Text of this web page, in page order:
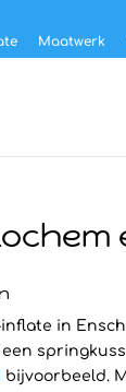
Maatwerk
in
bijvoorbeeld.